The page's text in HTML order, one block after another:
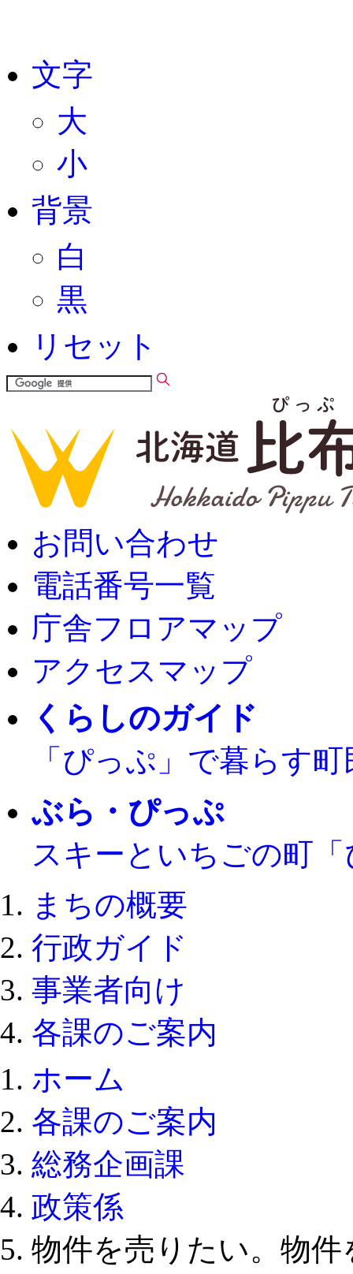
文字
大
小
背景
白
黒
リセット
お問い合わせ
電話番号一覧
庁舎フロアマップ
アクセスマップ
くらしのガイド
「ぴっぷ」で暮らす
ぶら・ぴっぷ
スキーといちごの町
まちの概要
行政ガイド
事業者向け
各課のご案内
ホーム
各課のご案内
総務企画課
政策係
物件を売りたい。物